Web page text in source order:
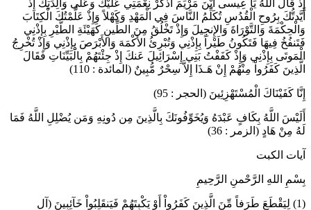
إِذْ قَالَ اللّهُ يَا عِيسى ابْنَ مَرْيَمَ اذْكُرْ نِعْمَتِي عَلَيْكَ وَعَلَى وَالِدَتِكَ إِذْ
أَيَّدتُّكَ بِرُوحِ الْقُدُسِ تُكَلِّمُ النَّاسَ فِي الْمَهْدِ وَكَهْلاً وَإِذْ عَلَّمْتُكَ الْكِتَابَ
وَالْحِكْمَةَ وَالتَّوْرَاةَ وَالإِنجِيلَ وَإِذْ تَخْلُقُ مِنَ الطِّينِ كَهَيْئَةِ الطَّيْرِ بِإِذْنِي
فَتَنفُخُ فِيهَا فَتَكُونُ طَيْراً بِإِذْنِي وَتُبْرِئُ الأَكْمَهَ وَالأَبْرَصَ بِإِذْنِي وَإِذْ تُخْرِجُ
الْمَوتَى بِإِذْنِي وَإِذْ كَفَفْتُ بَنِي إِسْرَائِيلَ عَنكَ إِذْ جِئْتَهُمْ بِالْبَيِّنَاتِ فَقَالَ
الَّذِينَ كَفَرُواْ مِنْهُمْ إِنْ هَـذَا إِلاَّ سِحْرٌ مُّبِينٌ (المائدة : 110)
إِنَّا كَفَيْنَاكَ الْمُسْتَهْزِئِينَ (الحجر : 95)
أَلَيْسَ اللَّهُ بِكَافٍ عَبْدَهُ وَيُخَوِّفُونَكَ بِالَّذِينَ مِن دُونِهِ وَمَن يُضْلِلِ اللَّهُ فَمَا
لَهُ مِنْ هَادٍ (الزمر : 36)
آيات الكبت
بِسْمِ اللهِ الرَّحْمنِ الرَّحِيمِ
(1) لِيَقْطَعَ طَرَفاً مِّنَ الَّذِينَ كَفَرُواْ أَوْ يَكْبِتَهُمْ فَيَنقَلِبُواْ خَآئِبِينَ (آل